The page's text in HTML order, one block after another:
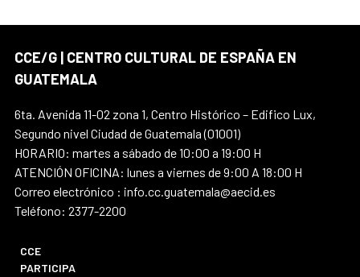
CCE/G | CENTRO CULTURAL DE ESPAÑA EN
GUATEMALA
6ta. Avenida 11-02 zona 1, Centro Histórico – Edifico Lux,
Segundo nivel Ciudad de Guatemala (01001)
HORARIO: martes a sábado de 10:00 a 19:00 H
ATENCIÓN OFICINA: lunes a viernes de 9:00 A 18:00 H
Correo electrónico : info.cc.guatemala@aecid.es
Teléfono: 2377-2200
CCE
PARTICIPA